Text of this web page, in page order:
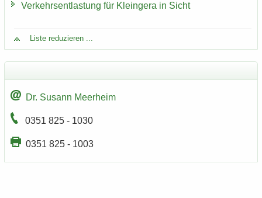
Ver­kehrs­ent­las­tung für Klein­ge­ra in Sicht
Liste re­du­zie­ren ...
Dr. Su­sann Meer­heim
0351 825 - 1030
0351 825 - 1003